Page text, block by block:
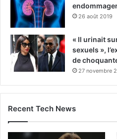
26 août 2019
« Il urinait
sexuels »,
de
27 novembre
Recent Tech News